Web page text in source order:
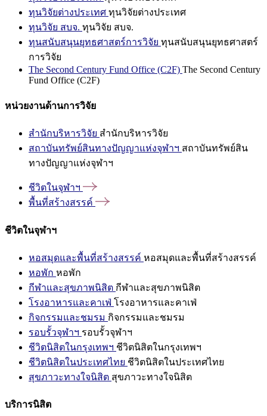
ทุนวิจัยต่างประเทศ ทุนวิจัยต่างประเทศ
ทุนวิจัย สบจ. ทุนวิจัย สบจ.
ทุนสนับสนุนยุทธศาสตร์การวิจัย ทุนสนับสนุนยุทธศาสตร์
การวิจัย
The Second Century Fund Office (C2F) The Second Century
Fund Office (C2F)
หน่วยงานด้านการวิจัย
สำนักบริหารวิจัย สำนักบริหารวิจัย
สถาบันทรัพย์สินทางปัญญาแห่งจุฬาฯ สถาบันทรัพย์สิน
ทางปัญญาแห่งจุฬาฯ
ชีวิตในจุฬาฯ
พื้นที่สร้างสรรค์
ชีวิตในจุฬาฯ
หอสมุดและพื้นที่สร้างสรรค์ หอสมุดและพื้นที่สร้างสรรค์
หอพัก หอพัก
กีฬาและสุขภาพนิสิต กีฬาและสุขภาพนิสิต
โรงอาหารและคาเฟ่ โรงอาหารและคาเฟ่
กิจกรรมและชมรม กิจกรรมและชมรม
รอบรั้วจุฬาฯ รอบรั้วจุฬาฯ
ชีวิตนิสิตในกรุงเทพฯ ชีวิตนิสิตในกรุงเทพฯ
ชีวิตนิสิตในประเทศไทย ชีวิตนิสิตในประเทศไทย
สุขภาวะทางใจนิสิต สุขภาวะทางใจนิสิต
บริการนิสิต